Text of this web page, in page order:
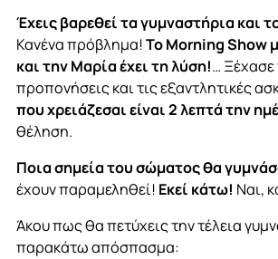
Έχεις βαρεθεί τα γυμναστήρια και
Κανένα πρόβλημα!Το Morning Show
και την Μαρία έχει τη λύση!…
προπονήσεις και τις εξαντλητικές
που χρειάζεσαι είναι 2 λεπτά την
θέληση.
Ποια σημεία του σώματος θα
έχουν παραμεληθεί! Εκεί κάτω! Ναι,
Άκου πως θα πετύχεις την τέλεια
παρακάτω απόσπασμα: